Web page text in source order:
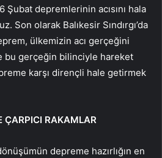
Şubat depremlerinin acısını hala
Son olarak Balıkesir Sındırgı’da
ülkemizin acı gerçeğini
bu gerçeğin bilinciyle hareket
karşı dirençli hale getirmek
ÇARPICI RAKAMLAR
depreme hazırlığın en